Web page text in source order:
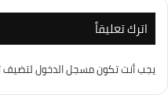
اترك تعليقاً
يجب أنت تكونمسجل الدخوللتضيف